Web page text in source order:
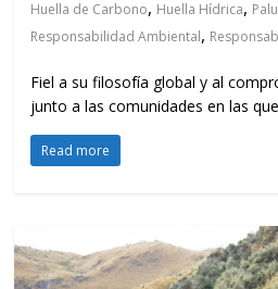
Huella de Carbono, Huella Hídrica,
Responsabilidad Ambiental,
Fiel a su filosofía global y al
junto a las comunidades en las
Read more